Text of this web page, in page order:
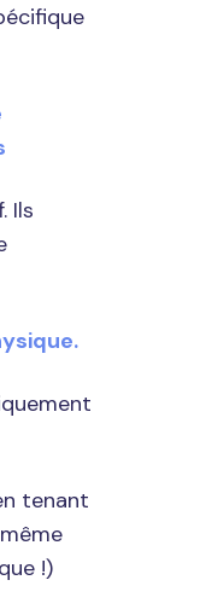
Ils
tenant
!)